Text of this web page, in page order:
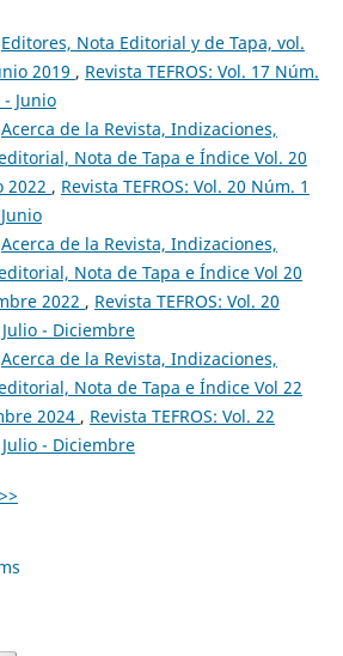
Editores, Nota Editorial y de Tapa, vol.
2019 , Revista TEFROS: Vol. 17 Núm.
Junio
Acerca de la Revista, Indizaciones,
Nota de Tapa e Índice Vol. 20
2022 , Revista TEFROS: Vol. 20 Núm. 1
Acerca de la Revista, Indizaciones,
Nota de Tapa e Índice Vol 20
2022 , Revista TEFROS: Vol. 20
- Diciembre
Acerca de la Revista, Indizaciones,
Nota de Tapa e Índice Vol 22
2024 , Revista TEFROS: Vol. 22
- Diciembre
>>